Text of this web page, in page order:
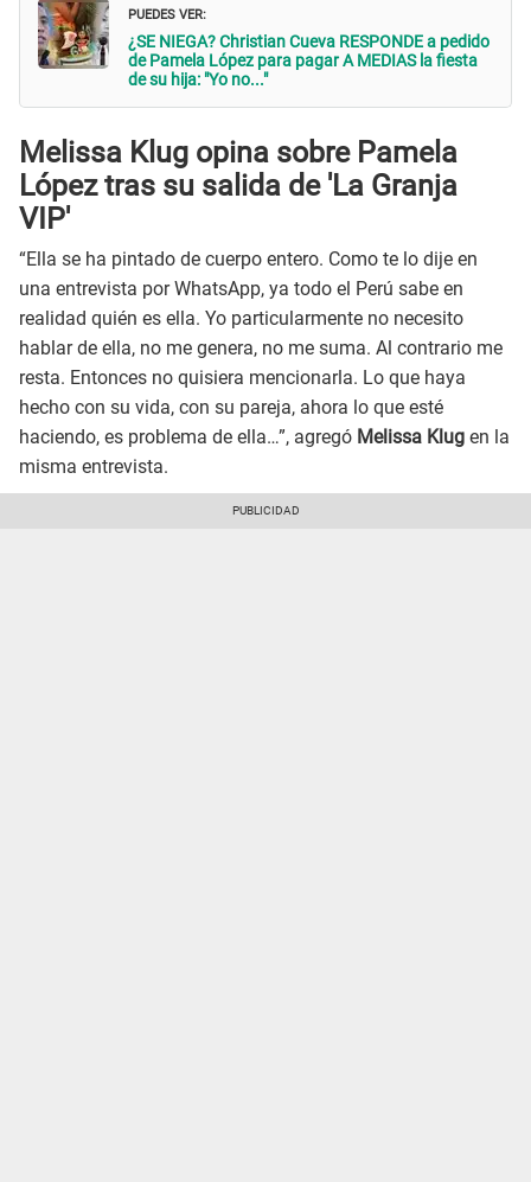
PUEDES VER:
¿SE NIEGA? Christian Cueva RESPONDE a pedido
de Pamela López para pagar A MEDIAS la fiesta
de su hija: "Yo no..."
Melissa Klug opina sobre Pamela
López tras su salida de 'La Granja
VIP'
“Ella se ha pintado de cuerpo entero. Como te lo dije en
una entrevista por WhatsApp, ya todo el Perú sabe en
realidad quién es ella. Yo particularmente no necesito
hablar de ella, no me genera, no me suma. Al contrario me
resta. Entonces no quisiera mencionarla. Lo que haya
hecho con su vida, con su pareja, ahora lo que esté
haciendo, es problema de ella…”, agregó Melissa Klug en la
misma entrevista.